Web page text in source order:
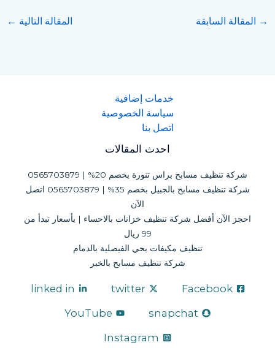
→ المقالة السابقة المقالة التالية ←
خدمات إضافية
سياسة الخصوصية
اتصل بنا
احدث المقالات
شركة تنظيف مسابح براس تنورة بخصم 20% | 0565703879
شركة تنظيف مسابح بالجبيل بخصم 35% | 0565703879 اتصل
الآن
احجز الآن أفضل شركة تنظيف خزانات بالاحساء | بأسعار تبدأ من
99 ريال
تنظيف مكيفات بحي الفيصلية بالدمام
شركة تنظيف مسابح بالخبر
Facebook
twitter
linked in
snapchat
YouTube
Instagram